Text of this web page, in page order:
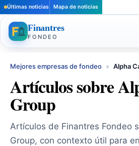
Últimas noticias Mapa de noticias
Finantres
FONDEO
Mejores empresas de fondeo » Alpha
Artículos sobre
Group
Artículos de Finantres Fondeo
Group, con contexto útil para